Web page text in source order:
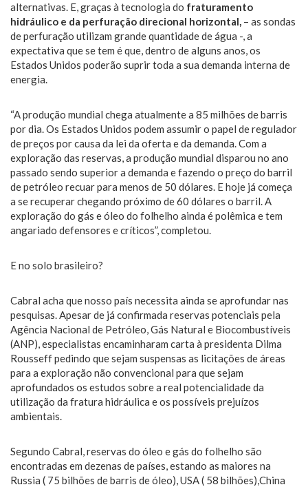
alternativas. E, graças à tecnologia do fraturamento
hidráulico e da perfuração direcional horizontal, – as sondas
de perfuração utilizam grande quantidade de água -, a
expectativa que se tem é que, dentro de alguns anos, os
Estados Unidos poderão suprir toda a sua demanda interna de
energia.
“A produção mundial chega atualmente a 85 milhões de barris
por dia. Os Estados Unidos podem assumir o papel de regulador
de preços por causa da lei da oferta e da demanda. Com a
exploração das reservas, a produção mundial disparou no ano
passado sendo superior a demanda e fazendo o preço do barril
de petróleo recuar para menos de 50 dólares. E hoje já começa
a se recuperar chegando próximo de 60 dólares o barril. A
exploração do gás e óleo do folhelho ainda é polêmica e tem
angariado defensores e críticos”, completou.
E no solo brasileiro?
Cabral acha que nosso país necessita ainda se aprofundar nas
pesquisas. Apesar de já confirmada reservas potenciais pela
Agência Nacional de Petróleo, Gás Natural e Biocombustíveis
(ANP), especialistas encaminharam carta à presidenta Dilma
Rousseff pedindo que sejam suspensas as licitações de áreas
para a exploração não convencional para que sejam
aprofundados os estudos sobre a real potencialidade da
utilização da fratura hidráulica e os possíveis prejuízos
ambientais.
Segundo Cabral, reservas do óleo e gás do folhelho são
encontradas em dezenas de países, estando as maiores na
Russia ( 75 bilhões de barris de óleo), USA ( 58 bilhões),China